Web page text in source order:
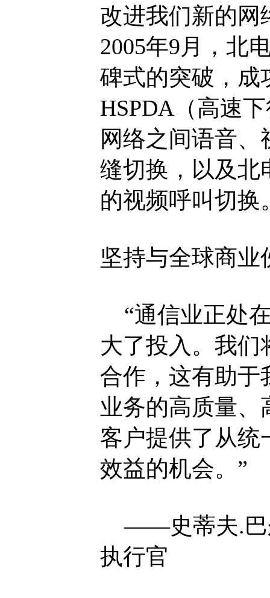
改进我们新的网
2005年9月，北
碑式的突破，成
HSPDA（高速
网络之间语音
缝切换，以及北
的视频呼叫切换
坚持与全球商业
“通信业正处
大了投入。我们
合作，这有助于
业务的高质量、
客户提供了从统
效益的机会。”
——史蒂夫.巴
执行官